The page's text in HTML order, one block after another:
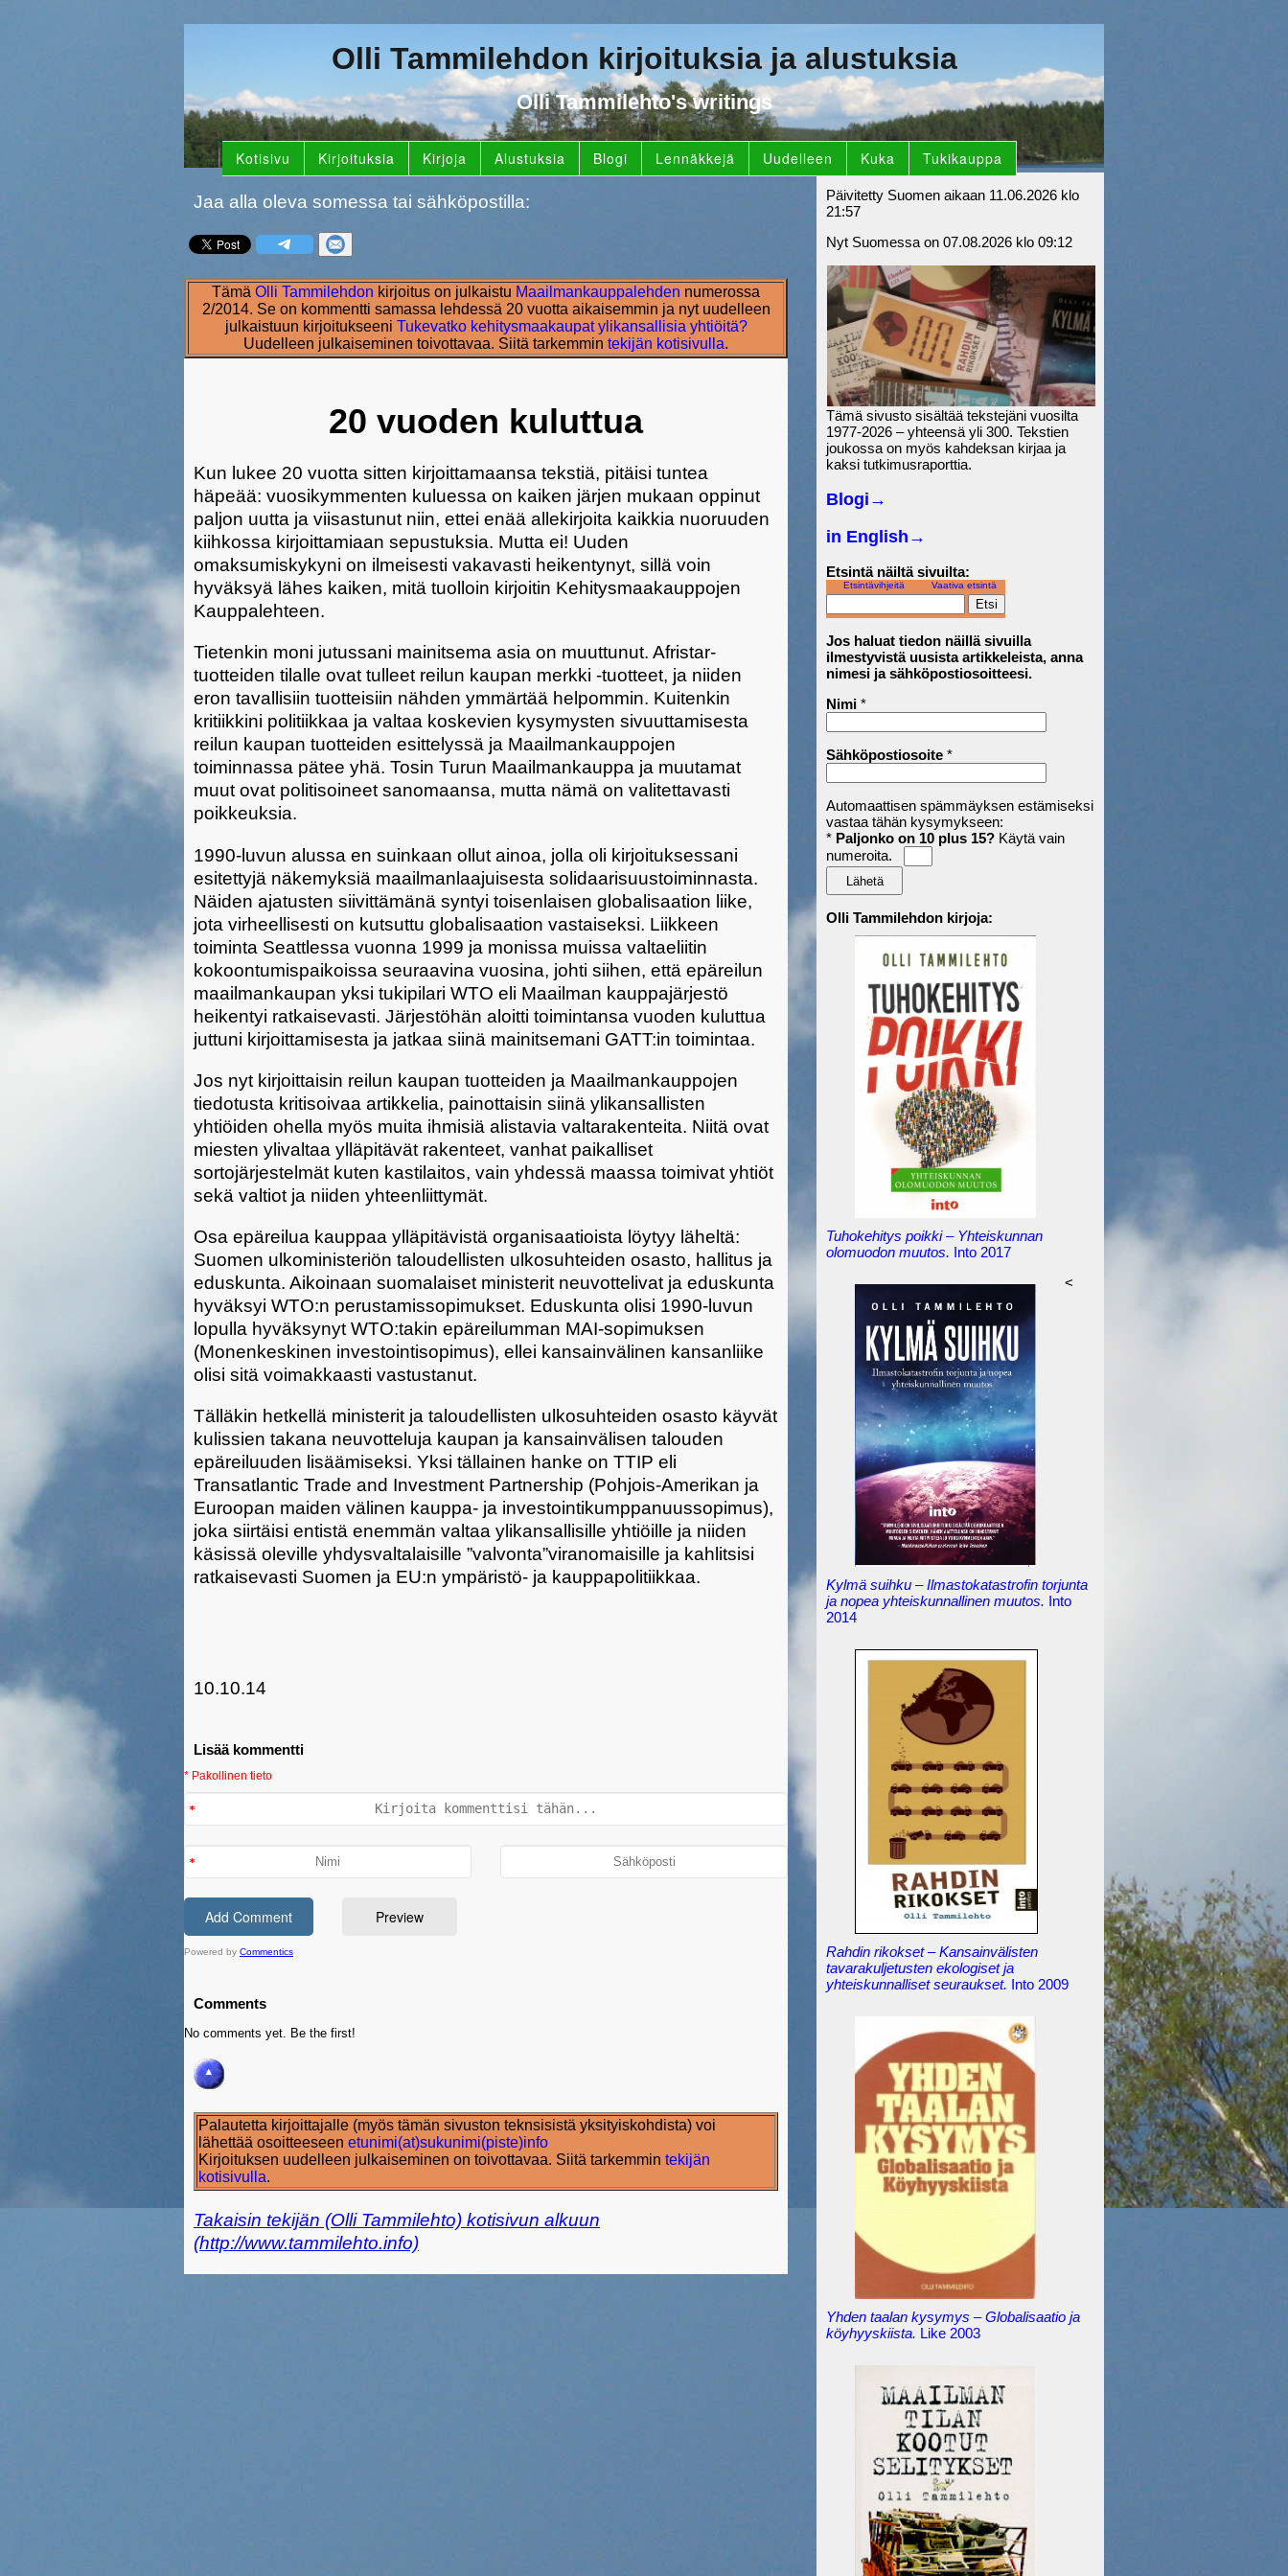
Olli Tammilehdon kirjoituksia ja alustuksia
Olli Tammilehto's writings
Kotisivu Kirjoituksia Kirjoja Alustuksia Blogi Lennäkkejä Uudelleen Kuka Tukikauppa
Jaa alla oleva somessa tai sähköpostilla:
Päivitetty Suomen aikaan 11.06.2026 klo
21:57
Nyt Suomessa on 07.08.2026 klo 09:12
Tämä sivusto sisältää tekstejäni vuosilta
1977-2026 – yhteensä yli 300. Tekstien
joukossa on myös kahdeksan kirjaa ja
kaksi tutkimusraporttia.
Blogi→
in English →
Etsintä näiltä sivuilta:
Etsintävihjeitä Vaativa etsintä
Jos haluat tiedon näillä sivuilla
ilmestyvistä uusista artikkeleista, anna
nimesi ja sähköpostiosoitteesi.
Nimi *
Sähköpostiosoite *
Automaattisen spämmäyksen estämiseksi
vastaa tähän kysymykseen:
* Paljonko on 10 plus 15? Käytä vain
numeroita.
Olli Tammilehdon kirjoja:
Tuhokehitys poikki – Yhteiskunnan
olomuodon muutos. Into 2017
<
Kylmä suihku – Ilmastokatastrofin torjunta
ja nopea yhteiskunnallinen muutos. Into
2014
Rahdin rikokset – Kansainvälisten
tavarakuljetusten ekologiset ja
yhteiskunnalliset seuraukset. Into 2009
Yhden taalan kysymys – Globalisaatio ja
köyhyyskiista. Like 2003
Tämä Olli Tammilehdon kirjoitus on julkaistu Maailmankauppalehden numerossa
2/2014. Se on kommentti samassa lehdessä 20 vuotta aikaisemmin ja nyt uudelleen
julkaistuun kirjoitukseeni Tukevatko kehitysmaakaupat ylikansallisia yhtiöitä?
Uudelleen julkaiseminen toivottavaa. Siitä tarkemmin tekijän kotisivulla.
20 vuoden kuluttua
Kun lukee 20 vuotta sitten kirjoittamaansa tekstiä, pitäisi tuntea
häpeää: vuosikymmenten kuluessa on kaiken järjen mukaan oppinut
paljon uutta ja viisastunut niin, ettei enää allekirjoita kaikkia nuoruuden
kiihkossa kirjoittamiaan sepustuksia. Mutta ei! Uuden
omaksumiskykyni on ilmeisesti vakavasti heikentynyt, sillä voin
hyväksyä lähes kaiken, mitä tuolloin kirjoitin Kehitysmaakauppojen
Kauppalehteen.
Tietenkin moni jutussani mainitsema asia on muuttunut. Afristar-
tuotteiden tilalle ovat tulleet reilun kaupan merkki -tuotteet, ja niiden
eron tavallisiin tuotteisiin nähden ymmärtää helpommin. Kuitenkin
kritiikkini politiikkaa ja valtaa koskevien kysymysten sivuuttamisesta
reilun kaupan tuotteiden esittelyssä ja Maailmankauppojen
toiminnassa pätee yhä. Tosin Turun Maailmankauppa ja muutamat
muut ovat politisoineet sanomaansa, mutta nämä on valitettavasti
poikkeuksia.
1990-luvun alussa en suinkaan ollut ainoa, jolla oli kirjoituksessani
esitettyjä näkemyksiä maailmanlaajuisesta solidaarisuustoiminnasta.
Näiden ajatusten siivittämänä syntyi toisenlaisen globalisaation liike,
jota virheellisesti on kutsuttu globalisaation vastaiseksi. Liikkeen
toiminta Seattlessa vuonna 1999 ja monissa muissa valtaeliitin
kokoontumispaikoissa seuraavina vuosina, johti siihen, että epäreilun
maailmankaupan yksi tukipilari WTO eli Maailman kauppajärjestö
heikentyi ratkaisevasti. Järjestöhän aloitti toimintansa vuoden kuluttua
juttuni kirjoittamisesta ja jatkaa siinä mainitsemani GATT:in toimintaa.
Jos nyt kirjoittaisin reilun kaupan tuotteiden ja Maailmankauppojen
tiedotusta kritisoivaa artikkelia, painottaisin siinä ylikansallisten
yhtiöiden ohella myös muita ihmisiä alistavia valtarakenteita. Niitä ovat
miesten ylivaltaa ylläpitävät rakenteet, vanhat paikalliset
sortojärjestelmät kuten kastilaitos, vain yhdessä maassa toimivat yhtiöt
sekä valtiot ja niiden yhteenliittymät.
Osa epäreilua kauppaa ylläpitävistä organisaatioista löytyy läheltä:
Suomen ulkoministeriön taloudellisten ulkosuhteiden osasto, hallitus ja
eduskunta. Aikoinaan suomalaiset ministerit neuvottelivat ja eduskunta
hyväksyi WTO:n perustamissopimukset. Eduskunta olisi 1990-luvun
lopulla hyväksynyt WTO:takin epäreilumman MAI-sopimuksen
(Monenkeskinen investointisopimus), ellei kansainvälinen kansanliike
olisi sitä voimakkaasti vastustanut.
Tälläkin hetkellä ministerit ja taloudellisten ulkosuhteiden osasto käyvät
kulissien takana neuvotteluja kaupan ja kansainvälisen talouden
epäreiluuden lisäämiseksi. Yksi tällainen hanke on TTIP eli
Transatlantic Trade and Investment Partnership (Pohjois-Amerikan ja
Euroopan maiden välinen kauppa- ja investointikumppanuussopimus),
joka siirtäisi entistä enemmän valtaa ylikansallisille yhtiöille ja niiden
käsissä oleville yhdysvaltalaisille ”valvonta”viranomaisille ja kahlitsisi
ratkaisevasti Suomen ja EU:n ympäristö- ja kauppapolitiikkaa.
10.10.14
Lisää kommentti
* Pakollinen tieto
Powered by Commentics
Comments
No comments yet. Be the first!
Palautetta kirjoittajalle (myös tämän sivuston teknsisistä yksityiskohdista) voi
lähettää osoitteeseen etunimi(at)sukunimi(piste)info
Kirjoituksen uudelleen julkaiseminen on toivottavaa. Siitä tarkemmin tekijän
kotisivulla.
Takaisin tekijän (Olli Tammilehto) kotisivun alkuun
(http://www.tammilehto.info)